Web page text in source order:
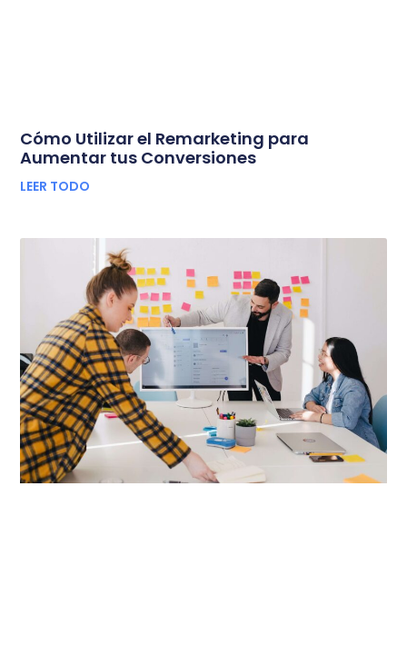
Cómo Utilizar el Remarketing para
Aumentar tus Conversiones
LEER TODO